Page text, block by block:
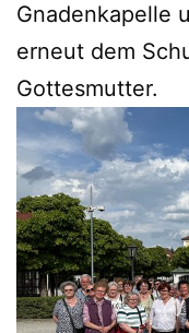
Gnadenkapelle
erneut dem
Gottesmutter.